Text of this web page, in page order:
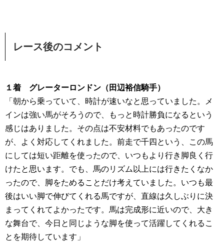
レース後のコメント
１着 グレーターロンドン（田辺裕信騎手）
「朝から乗っていて、時計が速いなと思っていました。メ
インは強い馬がそろうので、もっと時計勝負になるという
感じはありました。その点は不安材料でもあったのです
が、よく対応してくれました。前走で千四という、この馬
にしては短い距離を使ったので、いつもより行き脚良く行
けたと思います。でも、馬のリズム以上には行きたくなか
ったので、脚をためることだけ考えていました。いつも最
後はいい脚で伸びてくれる馬ですが、直線は久しぶりに決
まってくれてよかったです。馬は完成形に近いので、大き
な舞台で、今日と同じような脚を使って活躍してくれるこ
とを期待しています」